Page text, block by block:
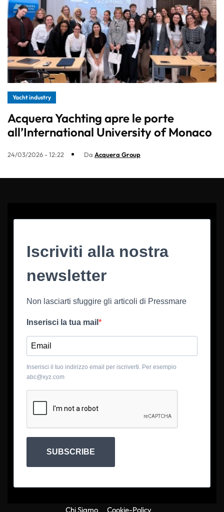
Yacht industry
Acquera Yachting apre le porte
all’International University of Monaco
24/03/2026 - 12:22 Da Acquera Group
Iscriviti alla nostra
newsletter
Non lasciarti sfuggire gli articoli di Pressmare
Inserisci la tua mail
Inserisci il tuo indirizzo email per iscriverti. Per esempio
abc@xyz.com
SUBSCRIBE
Chi Siamo Cookie-Policy